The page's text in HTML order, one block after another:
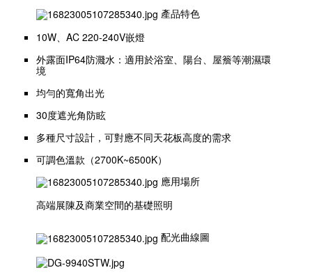
產品特色
10W、AC 220-240V嵌燈
外露面IP64防濺水：適用於浴室、陽台、屋簷等潮濕環
境
均勻的寬角出光
30度遮光角防眩
多種尺寸設計，可對應不同天花板高度的需求
可調色溫款（2700K~6500K）
應用場所
高端展陳及商業空間的基礎照明
配光曲線圖